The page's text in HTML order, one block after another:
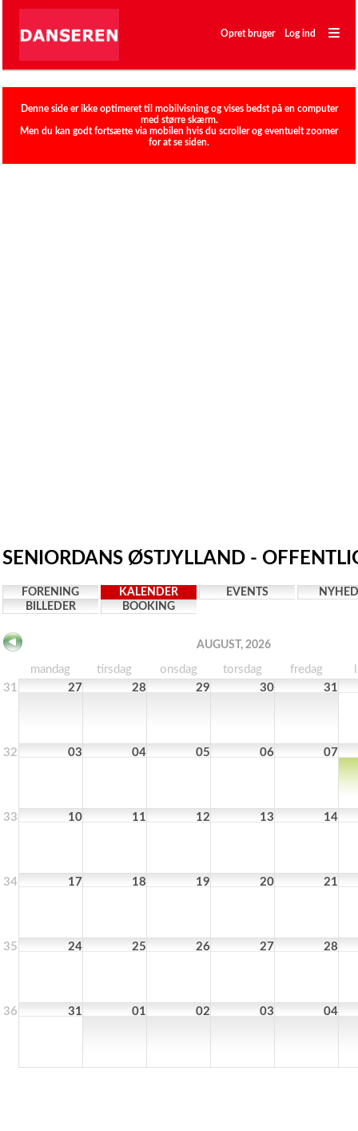
―
―
―
Opret bruger Log ind
Denne side er ikke optimeret til mobilvisning og vises bedst på en computer
med større skærm.
Men du kan godt fortsætte via mobilen hvis du scroller og eventuelt zoomer
for at se siden.
SENIORDANS ØSTJYLLAND -
FORENING KALENDER EVENTS
BILLEDER
BOOKING
AUGUST, 2026
mandag tirsdag onsdag torsdag fredag
31
27 28 29 30 31
32 03 04 05 06 07
33 10 11 12 13 14
34 17 18 19 20 21
35 24 25 26 27 28
36 31 01 02 03 04